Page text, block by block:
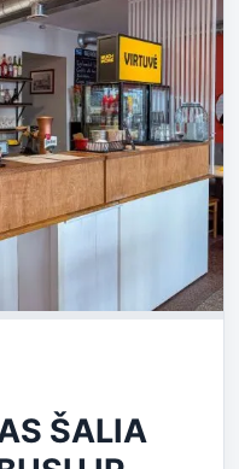
ŠALIA